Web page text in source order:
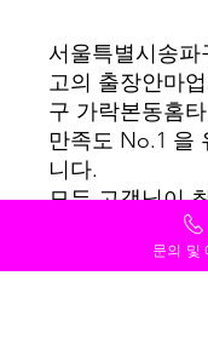
서울특별시송파
고의 출장안마
구 가락본동홈
만족도 No.1 을
니다.
모든 고객님이
를 받을 수 있도
을 다하겠습니
문의 및